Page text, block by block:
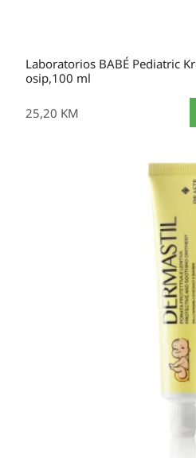
Laboratorios BABÉ Pediatric
osip,100 ml
25,20 KM